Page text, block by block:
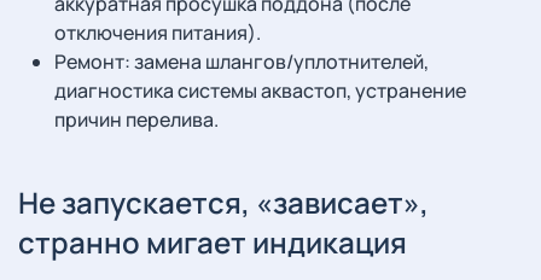
отключения питания).
Ремонт: замена шлангов/уплотнителей,
диагностика системы аквастоп, устранение
причин перелива.
Не запускается, «зависает»,
странно мигает индикация